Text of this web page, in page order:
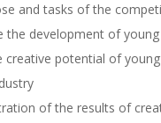
and tasks of the
the development of young
creative potential of
of the results of